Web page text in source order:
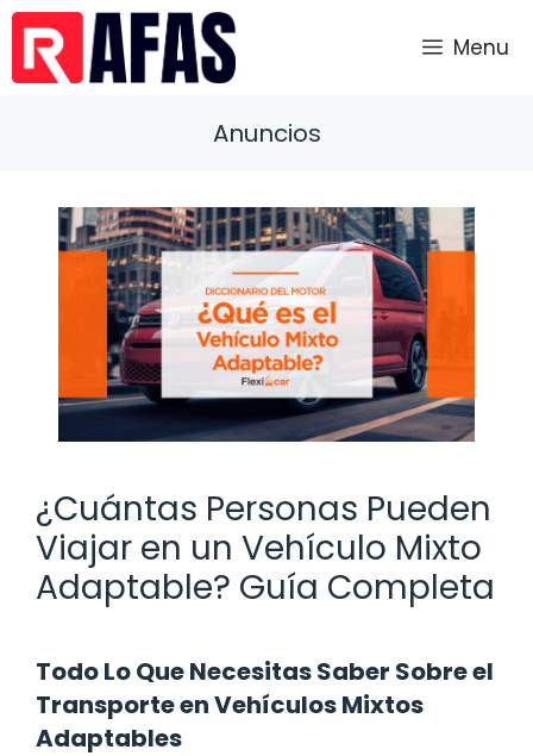
Saltar
contenido
Menu
Anuncios
¿Cuántas Personas Pueden
Viajar en un Vehículo Mixto
Adaptable? Guía Completa
Todo Lo Que Necesitas Saber Sobre el
Transporte en Vehículos Mixtos
Adaptables